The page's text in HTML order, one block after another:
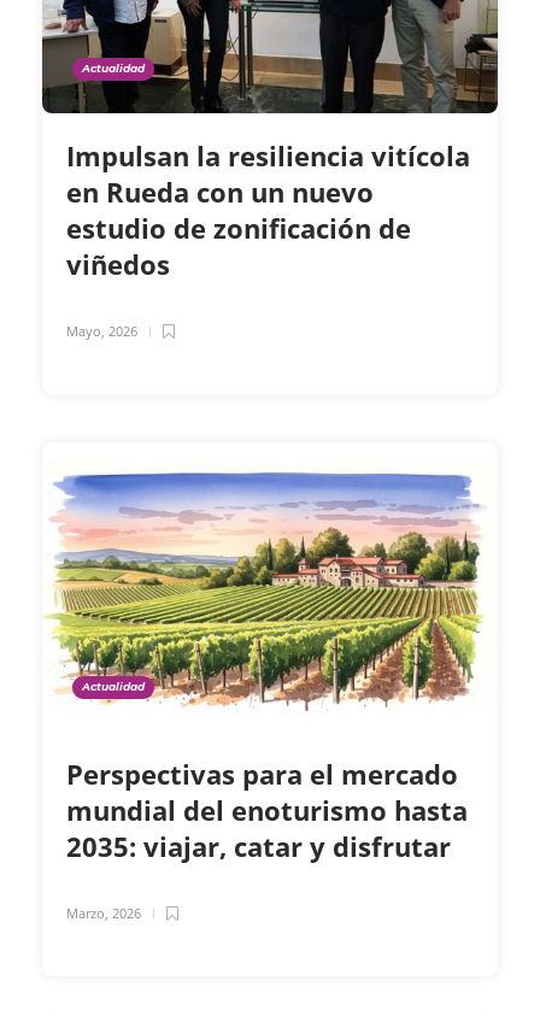
Actualidad
Impulsan la resiliencia vitícola
en Rueda con un nuevo
estudio de zonificación de
viñedos
Mayo, 2026
Actualidad
Perspectivas para el mercado
mundial del enoturismo hasta
2035: viajar, catar y disfrutar
Marzo, 2026